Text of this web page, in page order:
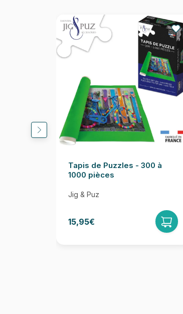
Tapis de Puzzles - 300 à
1000 pièces
Jig & Puz
15,95€